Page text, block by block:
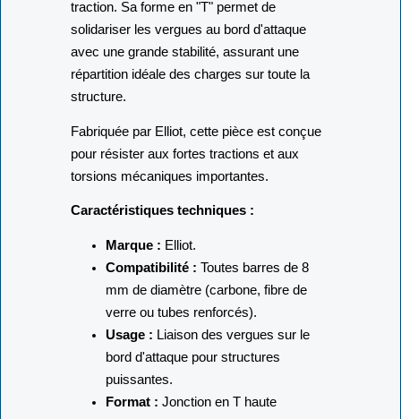
volants de grande taille ou les modèles de
traction. Sa forme en "T" permet de
solidariser les vergues au bord d'attaque
avec une grande stabilité, assurant une
répartition idéale des charges sur toute la
structure.
Fabriquée par Elliot, cette pièce est conçue
pour résister aux fortes tractions et aux
torsions mécaniques importantes.
Caractéristiques techniques :
Marque :Elliot.
Compatibilité :Toutes barres de 8
mm de diamètre (carbone, fibre de
verre ou tubes renforcés).
Usage :Liaison des vergues sur le
bord d'attaque pour structures
puissantes.